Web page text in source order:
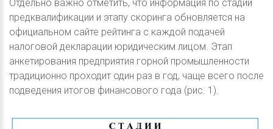
Отдельно важно отметить, что информация по стадии
предквалификации и этапу скоринга обновляется на
официальном сайте рейтинга с каждой подачей
налоговой декларации юридическим лицом. Этап
анкетирования предприятия горной промышленности
традиционно проходит один раз в год, чаще всего после
подведения итогов финансового года (рис. 1).